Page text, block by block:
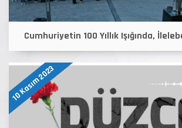
Cumhuriyetin 100 Yıllık Işığında,
10 Kasım 2023